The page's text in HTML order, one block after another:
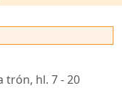
trón, hl. 7 - 20